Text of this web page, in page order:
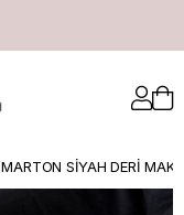
MARTON SİYAH DERİ